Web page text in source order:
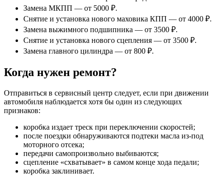
Замена МКПП — от 5000 ₽.
Снятие и установка нового маховика КПП — от 4000 ₽.
Замена выжимного подшипника — от 3500 ₽.
Снятие и установка нового сцепления — от 3500 ₽.
Замена главного цилиндра — от 800 ₽.
Когда нужен ремонт?
Отправиться в сервисный центр следует, если при движении
автомобиля наблюдается хотя бы один из следующих
признаков:
коробка издает треск при переключении скоростей;
после поездки обнаруживаются подтеки масла из-под
моторного отсека;
передачи самопроизвольно выбиваются;
сцепление «схватывает» в самом конце хода педали;
коробка заклинивает.